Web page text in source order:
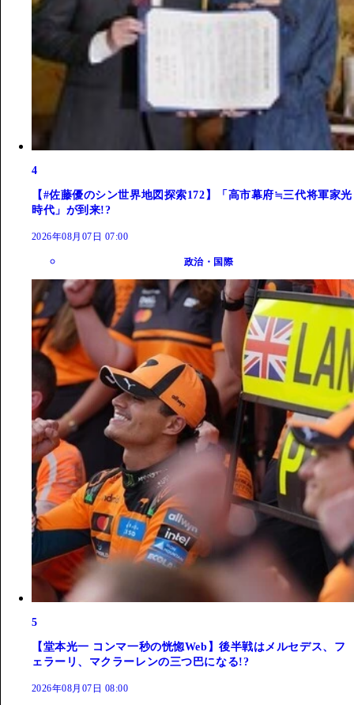
4
【#佐藤優のシン世界地図探索172】「高市幕府≒三代将軍家光
時代」が到来!?
2026年08月07日 07:00
政治・国際
5
【堂本光一 コンマ一秒の恍惚Web】後半戦はメルセデス、フ
ェラーリ、マクラーレンの三つ巴になる!?
2026年08月07日 08:00